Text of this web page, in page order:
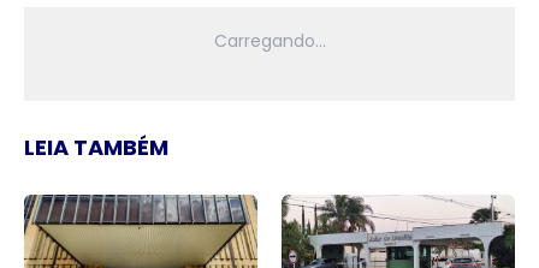
LEIA TAMBÉM